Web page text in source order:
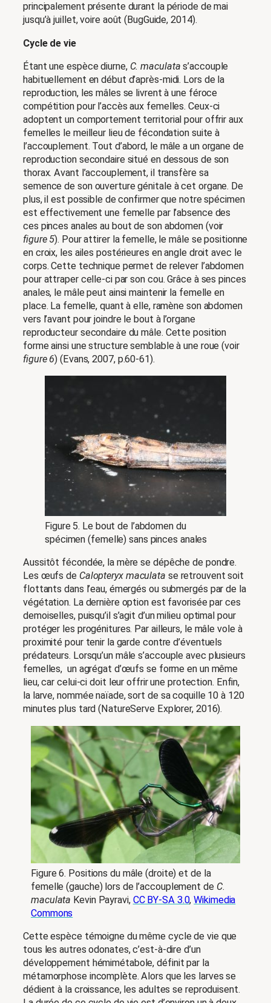
principalement présente durant la période de mai
jusqu’à juillet, voire août (BugGuide, 2014).
Cycle de vie
Étant une espèce diurne, C. maculata s’accouple
habituellement en début d’après-midi. Lors de la
reproduction, les mâles se livrent à une féroce
compétition pour l’accès aux femelles. Ceux-ci
adoptent un comportement territorial pour offrir aux
femelles le meilleur lieu de fécondation suite à
l’accouplement. Tout d’abord, le mâle a un organe de
reproduction secondaire situé en dessous de son
thorax. Avant l’accouplement, il transfère sa
semence de son ouverture génitale à cet organe. De
plus, il est possible de confirmer que notre spécimen
est effectivement une femelle par l’absence des
ces pinces anales au bout de son abdomen (voir
figure 5). Pour attirer la femelle, le mâle se positionne
en croix, les ailes postérieures en angle droit avec le
corps. Cette technique permet de relever l’abdomen
pour attraper celle-ci par son cou. Grâce à ses pinces
anales, le mâle peut ainsi maintenir la femelle en
place. La femelle, quant à elle, ramène son abdomen
vers l’avant pour joindre le bout à l’organe
reproducteur secondaire du mâle. Cette position
forme ainsi une structure semblable à une roue (voir
figure 6) (Evans, 2007, p.60-61).
Figure 5. Le bout de l’abdomen du
spécimen (femelle) sans pinces anales
Aussitôt fécondée, la mère se dépêche de pondre.
Les œufs de Calopteryx maculata se retrouvent soit
flottants dans l’eau, émergés ou submergés par de la
végétation. La dernière option est favorisée par ces
demoiselles, puisqu’il s’agit d’un milieu optimal pour
protéger les progénitures. Par ailleurs, le mâle vole à
proximité pour tenir la garde contre d’éventuels
prédateurs. Lorsqu’un mâle s’accouple avec plusieurs
femelles, un agrégat d’œufs se forme en un même
lieu, car celui-ci doit leur offrir une protection. Enfin,
la larve, nommée naïade, sort de sa coquille 10 à 120
minutes plus tard (NatureServe Explorer, 2016).
Figure 6. Positions du mâle (droite) et de la
femelle (gauche) lors de l’accouplement de C.
maculata Kevin Payravi, CC BY-SA 3.0,Wikimedia
Commons
Cette espèce témoigne du même cycle de vie que
tous les autres odonates, c’est-à-dire d’un
développement hémimétabole, définit par la
métamorphose incomplète. Alors que les larves se
dédient à la croissance, les adultes se reproduisent.